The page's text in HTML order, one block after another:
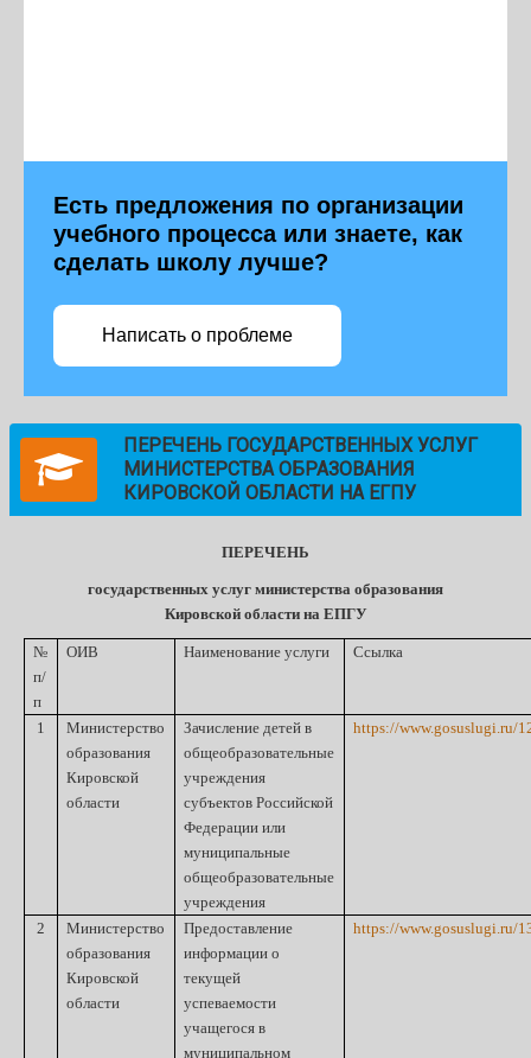
Есть предложения по организации
учебного процесса или знаете, как
сделать школу лучше?
Написать о проблеме
ПЕРЕЧЕНЬ ГОСУДАРСТВЕННЫХ УСЛУГ
МИНИСТЕРСТВА ОБРАЗОВАНИЯ
КИРОВСКОЙ ОБЛАСТИ НА ЕГПУ
ПЕРЕЧЕНЬ
государственных услуг министерства образования
Кировской области на ЕПГУ
№
п/
п
ОИВ Наименование услуги Ссылка
1
Министерство
образования
Кировской
области
Зачисление детей в
общеобразовательные
учреждения
субъектов Российской
Федерации или
муниципальные
общеобразовательные
учреждения
https://www.gosuslugi.ru/
2
Министерство
образования
Кировской
области
Предоставление
информации о
текущей
успеваемости
учащегося в
муниципальном
https://www.gosuslugi.ru/